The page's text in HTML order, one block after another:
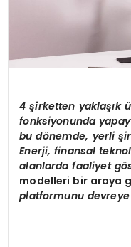
4 şirketten yaklaşık
fonksiyonunda
bu dönemde, yerli
Enerji, finansal
alanlarda faaliyet gö
modelleri bir araya
platformunu devreye